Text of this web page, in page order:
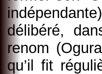
délibéré,
renom
qu’il fit